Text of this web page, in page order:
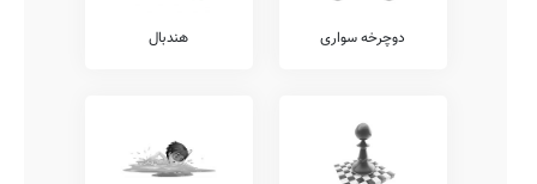
دوچرخه سواری هندبال